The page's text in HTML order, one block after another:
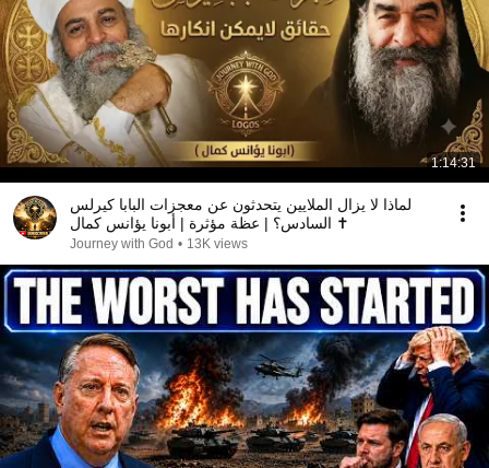
1:14:31
لماذا لا يزال الملايين يتحدثون عن معجزات البابا كيرلس
السادس؟ | عظة مؤثرة | أبونا يؤانس كمال ✝️
Journey with God • 13K views